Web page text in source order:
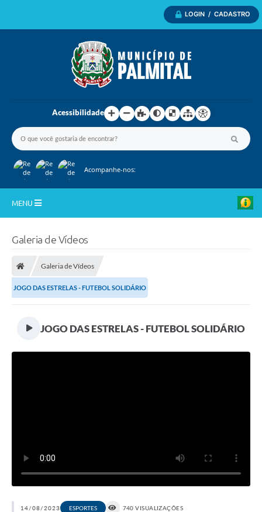
LOGIN / CADASTRO
Acessibilidade
Acompanhe-nos:
MENU
Departamentos
Galeria de Vídeos
Galeria de Vídeos
JOGO DAS ESTRELAS - FUTEBOL SOLIDÁRIO
JOGO DAS ESTRELAS - FUTEBOL SOLIDÁRIO
14/08/2023 ESPORTES 740 VISUALIZAÇÕES